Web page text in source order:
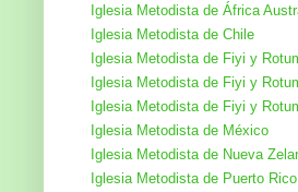
Iglesia Metodista de África
Iglesia Metodista de Chile
Iglesia Metodista de Fiyi y
Iglesia Metodista de Fiyi y
Iglesia Metodista de Fiyi y
Iglesia Metodista de México
Iglesia Metodista de Nueva
Iglesia Metodista de Puerto Rico